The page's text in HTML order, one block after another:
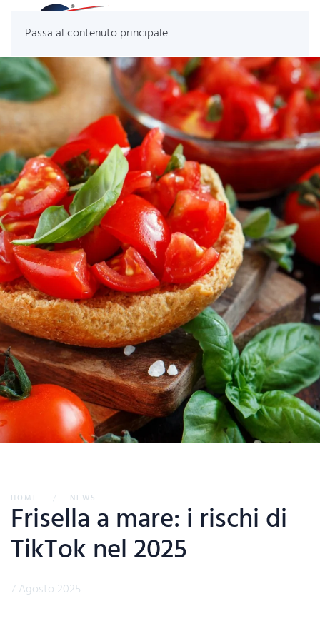
Passa al contenuto principale
HOME NEWS
Frisella a mare: i rischi di
TikTok nel 2025
7 Agosto 2025